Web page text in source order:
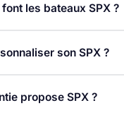
les bateaux SPX ?
son SPX ?
propose SPX ?